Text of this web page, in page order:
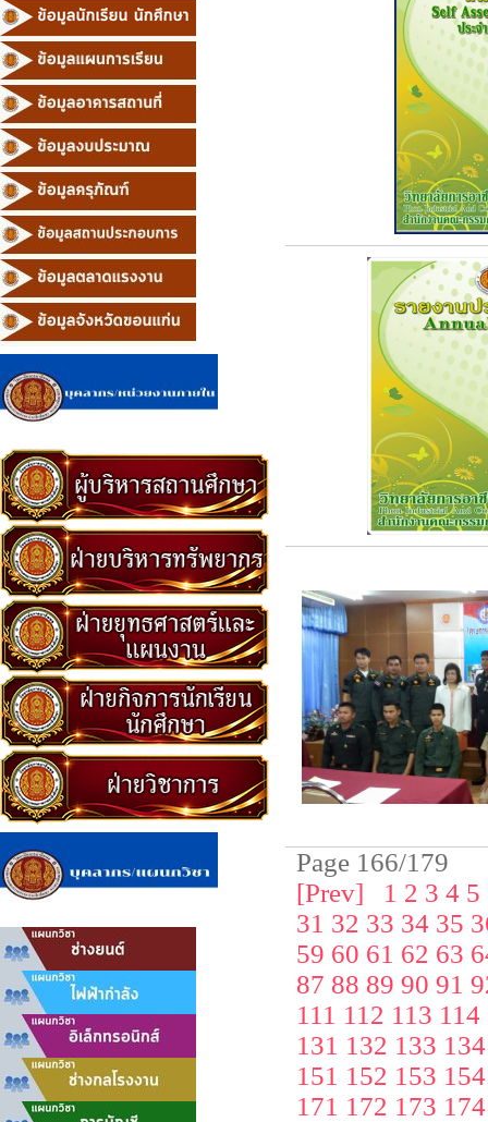
Page 166/179
[Prev]
1 2 3 4 5
31 32 33 34 35
59 60 61 62 63
87 88 89 90 91
111 112 113 114
131 132 133 134
151 152 153 154
171 172 173 174